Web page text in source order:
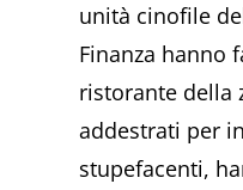
unità cinofile
Finanza hanno
ristorante della
addestrati per
stupefacenti,